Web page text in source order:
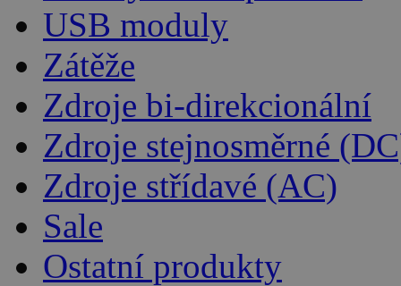
USB moduly
Zátěže
Zdroje bi-direkcionální
Zdroje stejnosměrné
Zdroje střídavé (AC)
Sale
Ostatní produkty